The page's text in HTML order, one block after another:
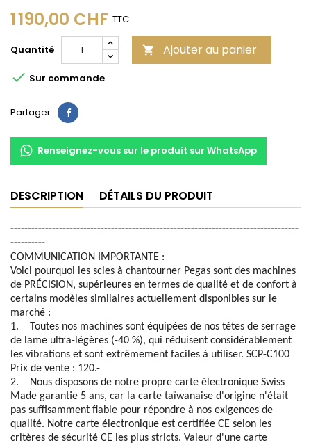
1 190,00 CHF TTC
Quantité  Ajouter au panier
 Sur commande
Partager Partager
Renseignez-vous sur le produit sur WhatsApp
DESCRIPTION DÉTAILS DU PRODUIT
-----------------------------------------------------------------------------------
----------
COMMUNICATION IMPORTANTE :
Voici pourquoi les scies à chantourner Pegas sont des machines
de PRÉCISION, supérieures en termes de qualité et de confort à
certains modèles similaires actuellement disponibles sur le
marché :
1. Toutes nos machines sont équipées de nos têtes de serrage
de lame ultra-légères (-40 %), qui réduisent considérablement
les vibrations et sont extrêmement faciles à utiliser. SCP-C100
Prix de vente : 120.-
2. Nous disposons de notre propre carte électronique Swiss
Made garantie 5 ans, car la carte taïwanaise d'origine n'était
pas suffisamment fiable pour répondre à nos exigences de
qualité. Notre carte électronique est certifiée CE selon les
critères de sécurité CE les plus stricts. Valeur d'une carte